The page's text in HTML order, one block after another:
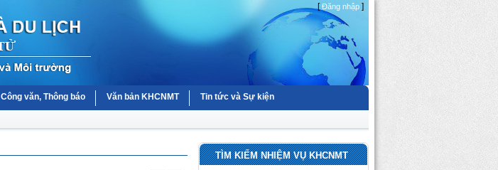
[Đăng nhập ]
Công văn, Thông báo Văn bản KHCNMT Tin tức và Sự kiện
TÌM KIẾM NHIỆM VỤ KHCNMT